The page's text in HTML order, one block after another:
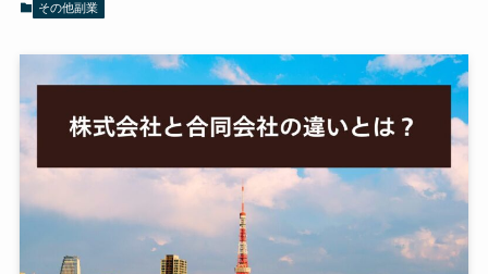
その他副業